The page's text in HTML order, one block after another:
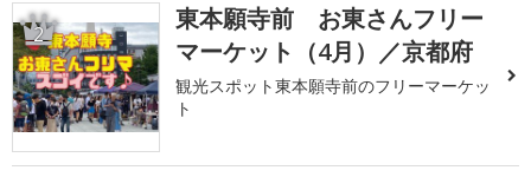
2
東本願寺前 お東さんフリー
マーケット（4月）／京都府
観光スポット東本願寺前のフリーマーケッ
ト